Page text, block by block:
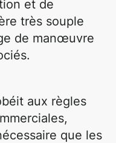
et de
très souple
de manœuvre
aux règles
que les